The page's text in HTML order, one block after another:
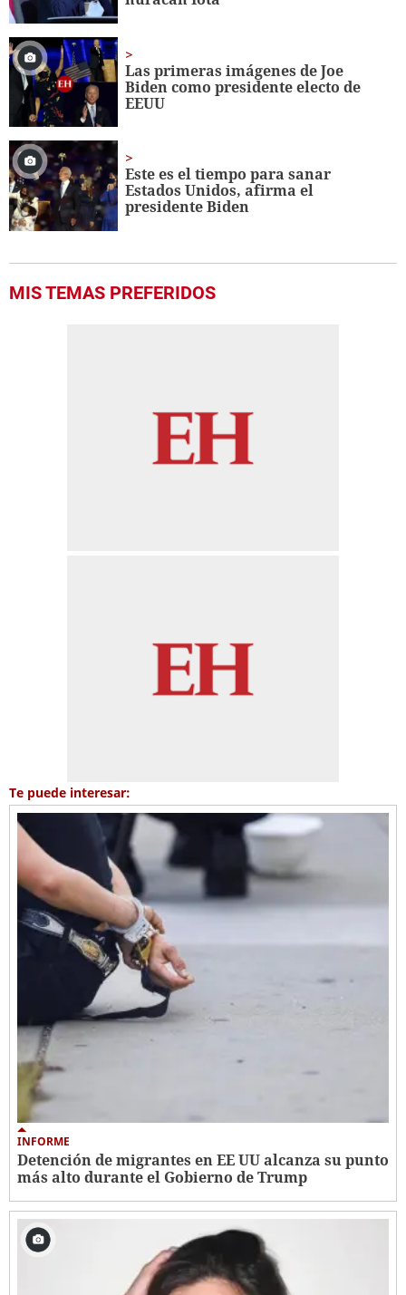
Las primeras imágenes de Joe
Biden como presidente electo de
EEUU
Este es el tiempo para sanar
Estados Unidos, afirma el
presidente Biden
MIS TEMAS PREFERIDOS
Te puede interesar:
INFORME
Detención de migrantes en EE UU alcanza su punto
más alto durante el Gobierno de Trump